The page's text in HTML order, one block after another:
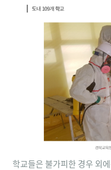
학교들은 불가피한 경우 외